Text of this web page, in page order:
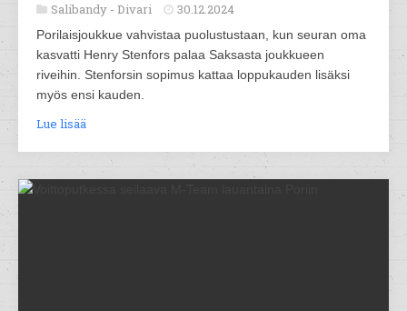
Salibandy - Divari 30.12.2024
Porilaisjoukkue vahvistaa puolustustaan, kun seuran oma
kasvatti Henry Stenfors palaa Saksasta joukkueen
riveihin. Stenforsin sopimus kattaa loppukauden lisäksi
myös ensi kauden.
Lue lisää